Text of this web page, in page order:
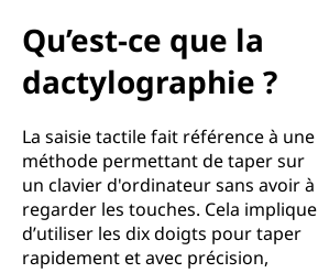
Qu’est-ce que la
dactylographie ?
La saisie tactile fait référence à une
méthode permettant de taper sur
un clavier d'ordinateur sans avoir à
regarder les touches. Cela implique
d’utiliser les dix doigts pour taper
rapidement et avec précision,